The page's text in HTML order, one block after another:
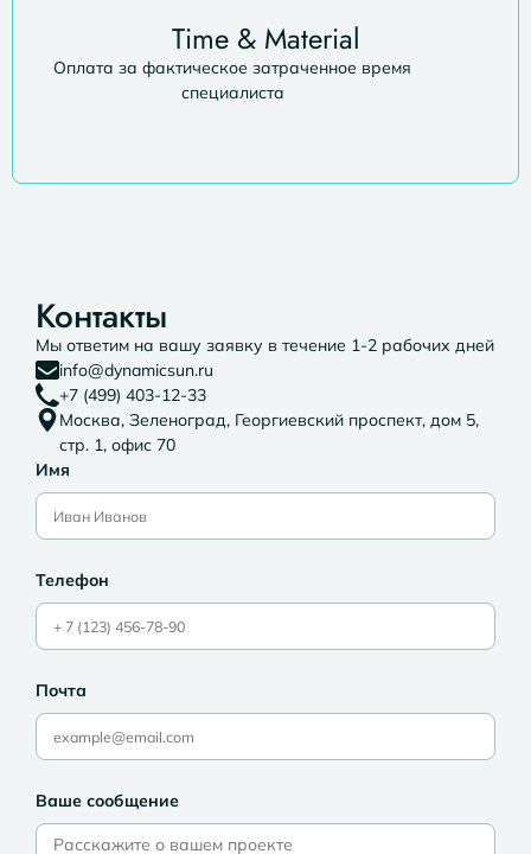
Time & Material
Оплата за фактическое затраченное время
специалиста
Контакты
Мы ответим на вашу заявку в течение 1-2 рабочих дней
info@dynamicsun.ru
+7 (499) 403-12-33
Москва, Зеленоград, Георгиевский проспект, дом 5,
стр. 1, офис 70
Имя
Телефон
Почта
Ваше сообщение